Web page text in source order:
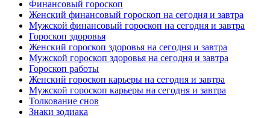
Финансовый гороскоп
Женский финансовый гороскоп на сегодня и завтра
Мужской финансовый гороскоп на сегодня и завтра
Гороскоп здоровья
Женский гороскоп здоровья на сегодня и завтра
Мужской гороскоп здоровья на сегодня и завтра
Гороскоп работы
Женский гороскоп карьеры на сегодня и завтра
Мужской гороскоп карьеры на сегодня и завтра
Толкование снов
Знаки зодиака